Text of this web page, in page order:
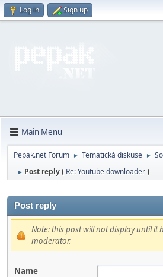
Log in Sign up
Main Menu
Pepak.net Forum ► Tematická diskuse ►
► Post reply ( Re: Youtube downloader)
Post reply
Note: this post will not display until it
moderator.
Name